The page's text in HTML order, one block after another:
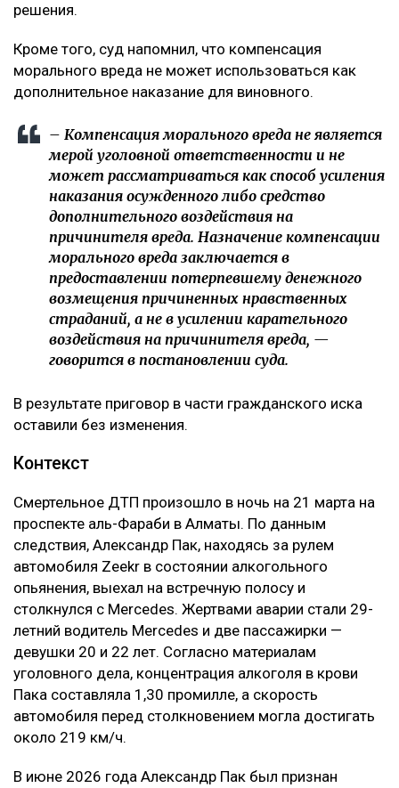
решения.
Кроме того, суд напомнил, что компенсация
морального вреда не может использоваться как
дополнительное наказание для виновного.
– Компенсация морального вреда не является
мерой уголовной ответственности и не
может рассматриваться как способ усиления
наказания осужденного либо средство
дополнительного воздействия на
причинителя вреда. Назначение компенсации
морального вреда заключается в
предоставлении потерпевшему денежного
возмещения причиненных нравственных
страданий, а не в усилении карательного
воздействия на причинителя вреда, —
говорится в постановлении суда.
В результате приговор в части гражданского иска
оставили без изменения.
Контекст
Смертельное ДТП произошло в ночь на 21 марта на
проспекте аль-Фараби в Алматы. По данным
следствия, Александр Пак, находясь за рулем
автомобиля Zeekr в состоянии алкогольного
опьянения, выехал на встречную полосу и
столкнулся с Mercedes. Жертвами аварии стали 29-
летний водитель Mercedes и две пассажирки —
девушки 20 и 22 лет. Согласно материалам
уголовного дела, концентрация алкоголя в крови
Пака составляла 1,30 промилле, а скорость
автомобиля перед столкновением могла достигать
около 219 км/ч.
В июне 2026 года Александр Пак был признан